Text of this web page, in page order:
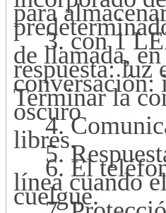
para
3. con 1
de llamada,
respuesta: luz
conversación:
Terminar la
oscuro
4.
libres.
5.
6. El
línea cuando
cuelgue.